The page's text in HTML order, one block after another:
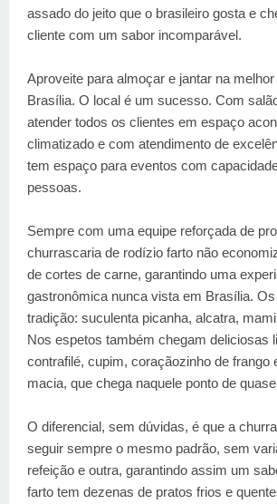
assado do jeito que o brasileiro gosta e
cliente com um sabor incomparável.
Aproveite para almoçar e jantar na
Brasília. O local é um sucesso. Com
atender todos os clientes em espaço
climatizado e com atendimento de
tem espaço para eventos com
pessoas.
Sempre com uma equipe reforçada de
churrascaria de rodízio farto não
de cortes de carne, garantindo uma
gastronômica nunca vista em Brasília.
tradição: suculenta picanha, alcatra,
Nos espetos também chegam deliciosas
contrafilé, cupim, coraçãozinho de frango
macia, que chega naquele ponto de
O diferencial, sem dúvidas, é que a
seguir sempre o mesmo padrão, sem
refeição e outra, garantindo assim um
farto tem dezenas de pratos frios e